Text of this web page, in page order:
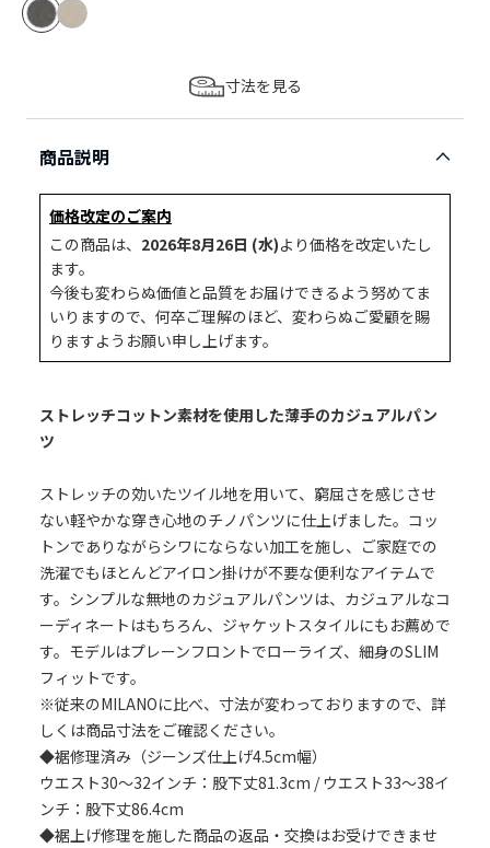
寸法を見る
商品説明
価格改定のご案内
この商品は、 2026年8月26日 (水)より価格を改定いたし
ます。
今後も変わらぬ価値と品質をお届けできるよう努めてま
いりますので、何卒ご理解のほど、変わらぬご愛顧を賜
りますようお願い申し上げます。
ストレッチコットン素材を使用した薄手のカジュアルパン
ツ
ストレッチの効いたツイル地を用いて、窮屈さを感じさせ
ない軽やかな穿き心地のチノパンツに仕上げました。コッ
トンでありながらシワにならない加工を施し、ご家庭での
洗濯でもほとんどアイロン掛けが不要な便利なアイテムで
す。シンプルな無地のカジュアルパンツは、カジュアルなコ
ーディネートはもちろん、ジャケットスタイルにもお薦めで
す。モデルはプレーンフロントでローライズ、細身のSLIM
フィットです。
※従来のMILANOに比べ、寸法が変わっておりますので、詳
しくは商品寸法をご確認ください。
◆裾修理済み（ジーンズ仕上げ4.5cm幅）
ウエスト30～32インチ：股下丈81.3cm / ウエスト33～38イ
ンチ：股下丈86.4cm
◆裾上げ修理を施した商品の返品・交換はお受けできませ